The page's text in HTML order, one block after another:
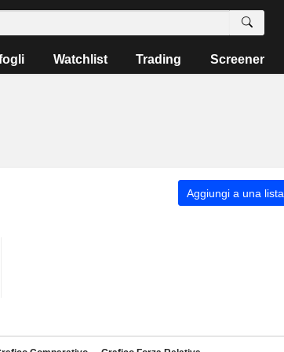
Watchlist Trading Screener
Aggiungi a una lista